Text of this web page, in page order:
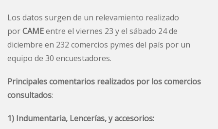
Los datos surgen de un relevamiento realizado
porCAMEentre el viernes 23 y el sábado 24 de
diciembre en 232 comercios pymes del país por un
equipo de 30 encuestadores.
Principales comentarios realizados por los comercios
consultados:
1) Indumentaria, Lencerías, y accesorios: